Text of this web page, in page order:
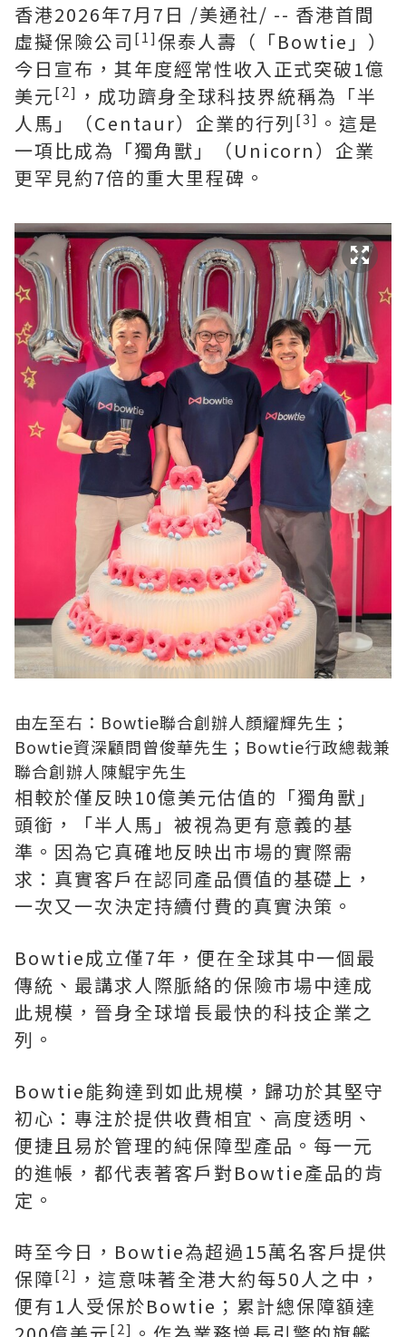
香港2026年7月7日 /美通社/ -- 香港首間
虛擬保險公司 [1]保泰人壽（「Bowtie」）
今日宣布，其年度經常性收入正式突破1億
美元[2] ，成功躋身全球科技界統稱為「半
人馬」（Centaur）企業的行列[3] 。這是
一項比成為「獨角獸」（Unicorn）企業
更罕見約7倍的重大里程碑。
由左至右：Bowtie聯合創辦人顏耀輝先生；
Bowtie資深顧問曾俊華先生；Bowtie行政總裁兼
聯合創辦人陳鯤宇先生
相較於僅反映10億美元估值的「獨角獸」
頭銜，「半人馬」被視為更有意義的基
準。因為它真確地反映出市場的實際需
求：真實客戶在認同產品價值的基礎上，
一次又一次決定持續付費的真實決策。
Bowtie成立僅7年，便在全球其中一個最
傳統、最講求人際脈絡的保險市場中達成
此規模，晉身全球增長最快的科技企業之
列。
Bowtie能夠達到如此規模，歸功於其堅守
初心：專注於提供收費相宜、高度透明、
便捷且易於管理的純保障型產品。每一元
的進帳，都代表著客戶對Bowtie產品的肯
定。
時至今日，Bowtie為超過15萬名客戶提供
保障[2] ，這意味著全港大約每50人之中，
便有1人受保於Bowtie；累計總保障額達
[2]